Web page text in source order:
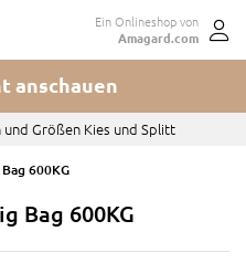
Ein Onlineshop von
Amagard.com
anschauen
Karte oder auf Rechnung
600KG
Bag 600KG